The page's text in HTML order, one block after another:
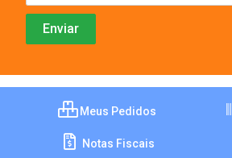
Meus Pedidos
Notas Fiscais